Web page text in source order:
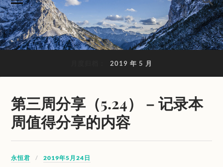
2019 年 5 月
第三周分享（5.24） – 记录本
周值得分享的内容
永恒君 2019年5月24日